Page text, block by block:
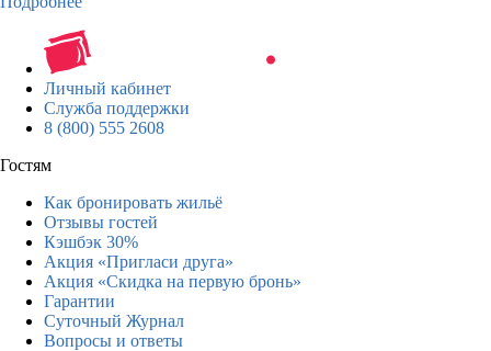
Личный кабинет
Служба поддержки
8 (800) 555 2608
Гостям
Как бронировать жильё
Отзывы гостей
Кэшбэк 30%
Акция «Пригласи друга»
Акция «Скидка на первую бронь»
Гарантии
Суточный Журнал
Вопросы и ответы